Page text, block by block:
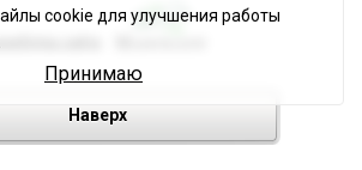
сайта
Наверх
cookie для улучшения работы
Принимаю